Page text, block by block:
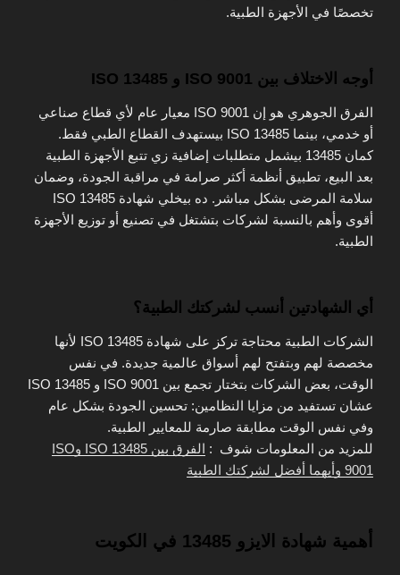
تخصصًا في الأجهزة الطبية.
أوجه الاختلاف بين ISO 9001 و ISO 13485
الفرق الجوهري هو إن ISO 9001 معيار عام لأي قطاع صناعي
أو خدمي، بينما ISO 13485 بيستهدف القطاع الطبي فقط.
كمان 13485 بيشمل متطلبات إضافية زي تتبع الأجهزة الطبية
بعد البيع، تطبيق أنظمة أكثر صرامة في مراقبة الجودة، وضمان
سلامة المرضى بشكل مباشر. ده بيخلي شهادة ISO 13485
أقوى وأهم بالنسبة لشركات بتشتغل في تصنيع أو توزيع الأجهزة
الطبية.
أي الشهادتين أنسب لشركتك الطبية؟
الشركات الطبية محتاجة تركز على شهادة ISO 13485 لأنها
مخصصة لهم وبتفتح لهم أسواق عالمية جديدة. في نفس
الوقت، بعض الشركات بتختار تجمع بين ISO 9001 و ISO 13485
عشان تستفيد من مزايا النظامين: تحسين الجودة بشكل عام
وفي نفس الوقت مطابقة صارمة للمعايير الطبية.
للمزيد من المعلومات شوف :
الفرق بين ISO 13485 وISO
9001 وأيهما أفضل لشركتك الطبية
أهمية شهادة الايزو 13485 في الكويت